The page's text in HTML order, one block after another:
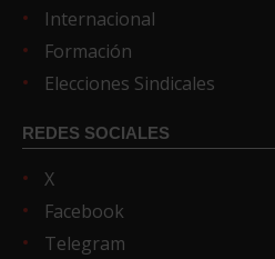
Internacional
Formación
Elecciones Sindicales
REDES SOCIALES
X
Facebook
Telegram